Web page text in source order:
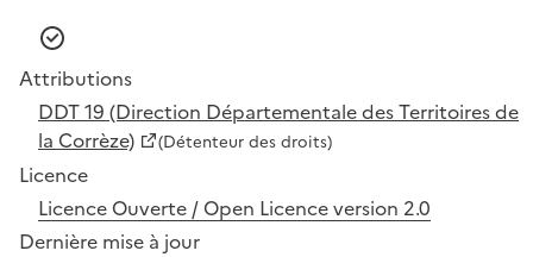
Attributions
DDT 19 (Direction Départementale des Territoires de
la Corrèze)
(Détenteur des droits)
Licence
Licence Ouverte / Open Licence version 2.0
Dernière mise à jour